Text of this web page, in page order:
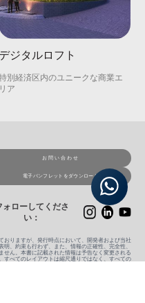
デジタルロフト
別経済区内のユニークな商業エ
リア
お問い合わせ
電子パンフレットをダウンロード
ォローしてくださ
い：
おりますが、発行時点において、開発者および当社
、約束も行わず、また、情報の正確性、完全性、
せん。本書に記載された情報は予告なく変更される
すべてのレイアウトは縮尺通りではなく、すべての